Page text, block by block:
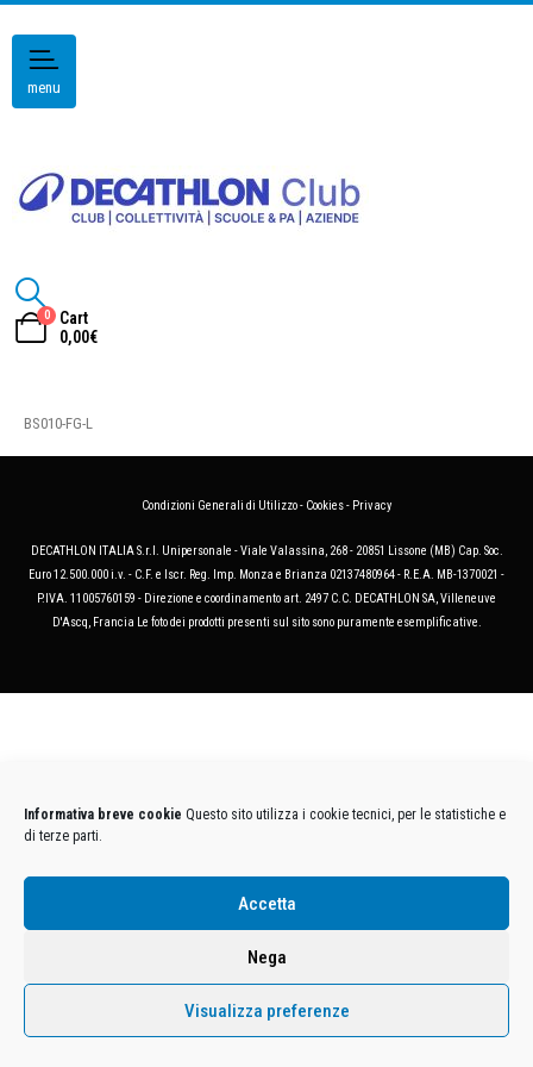
Informativa breve cookie Questo sito utilizza i cookie tecnici, per le statistiche e
di terze parti.
Accetta
Nega
Visualizza preferenze
menu
0
Cart
0,00€
BS010-FG-L
Condizioni Generali di Utilizzo- Cookies- Privacy
DECATHLON ITALIA S.r.l. Unipersonale - Viale Valassina, 268 - 20851 Lissone (MB) Cap. Soc.
Euro 12.500.000 i.v. - C.F. e Iscr. Reg. Imp. Monza e Brianza 02137480964 - R.E.A. MB-1370021 -
P.IVA. 11005760159 - Direzione e coordinamento art. 2497 C.C. DECATHLON SA, Villeneuve
D'Ascq, Francia Le foto dei prodotti presenti sul sito sono puramente esemplificative.